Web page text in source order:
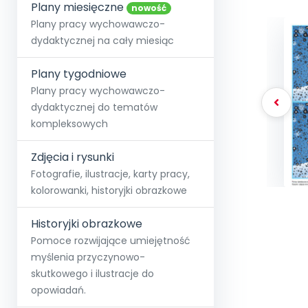
Społeczność
+48 12 631 04 10
kontakt@blizejprzedszkola.pl
O miesięczniku
Strona główna
Strefy,
O Akademii
Akademia
Poznaj pakiet MAX
Testuj przez 7 dni
E-
∞Pakiet
Pełen
Wszystkie projekty
Skontaktuj się
Dodaj wpis
Plany miesięczne nowość
Plany pracy wychowawczo-
dydaktycznej na cały miesiąc
Plany tygodniowe
Plany pracy wychowawczo-
dydaktycznej do tematów
kompleksowych
Zdjęcia i rysunki
Fotografie, ilustracje, karty pracy,
kolorowanki, historyjki obrazkowe
Historyjki obrazkowe
Pomoce rozwijające umiejętność
myślenia przyczynowo-
skutkowego i ilustracje do
opowiadań.